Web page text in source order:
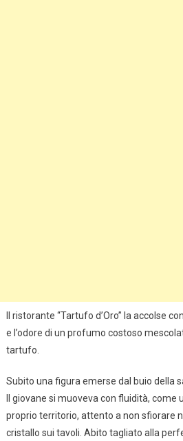
Il ristorante “Tartufo d’Oro” la accolse
e l’odore di un profumo costoso
tartufo.
Subito una figura emerse dal buio della
Il giovane si muoveva con fluidità, come
proprio territorio, attento a non sfiorare
cristallo sui tavoli. Abito tagliato alla